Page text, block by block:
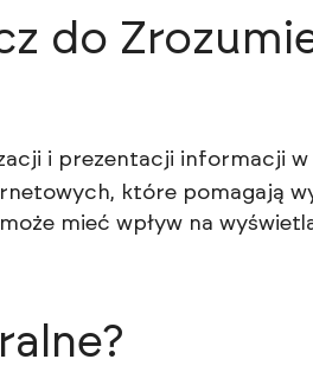
do
i prezentacji informacji w
które pomagają
mieć wpływ na